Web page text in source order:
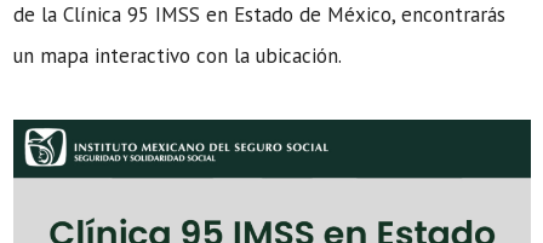
de la Clínica 95 IMSS en Estado de México, encontrarás
un mapa interactivo con la ubicación.